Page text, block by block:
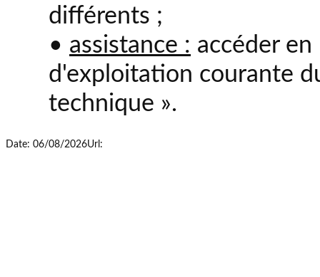
différents ;
• assistance : accéder
d'exploitation courante
technique ».
Date: 06/08/2026Url: